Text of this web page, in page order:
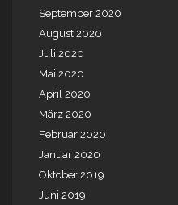
September 2020
August 2020
Juli 2020
Mai 2020
April 2020
März 2020
Februar 2020
Januar 2020
Oktober 2019
Juni 2019